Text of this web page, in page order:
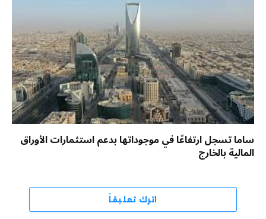
ساما تسجل ارتفاعًا في موجوداتها بدعم استثمارات الأوراق
المالية بالخارج
اترك تعليقاً